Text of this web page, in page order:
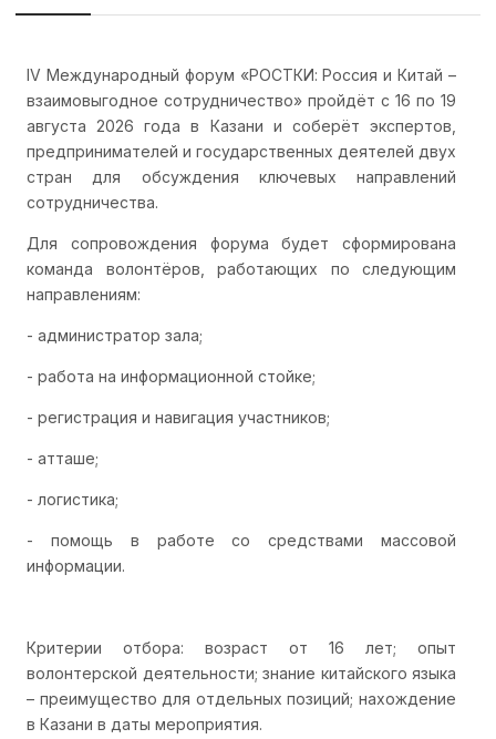
IV Международный форум «РОСТКИ: Россия и Китай –
взаимовыгодное сотрудничество» пройдёт с 16 по 19
августа 2026 года в Казани и соберёт экспертов,
предпринимателей и государственных деятелей двух
стран для обсуждения ключевых направлений
сотрудничества.
Для сопровождения форума будет сформирована
команда волонтёров, работающих по следующим
направлениям:
- администратор зала;
- работа на информационной стойке;
- регистрация и навигация участников;
- атташе;
- логистика;
- помощь в работе со средствами массовой
информации.
Критерии отбора: возраст от 16 лет; опыт
волонтерской деятельности; знание китайского языка
– преимущество для отдельных позиций; нахождение
в Казани в даты мероприятия.